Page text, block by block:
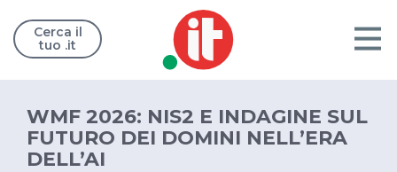
Cerca il
tuo .it
WMF 2026: NIS2 E INDAGINE SUL
FUTURO DEI DOMINI NELL’ERA
DELL’AI